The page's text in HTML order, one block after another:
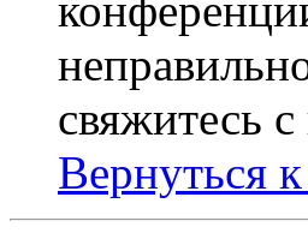
свяжитесь
Вернуться